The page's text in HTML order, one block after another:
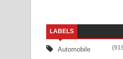
Doni Song
Benthara
Sanda
LABELS
Automobile